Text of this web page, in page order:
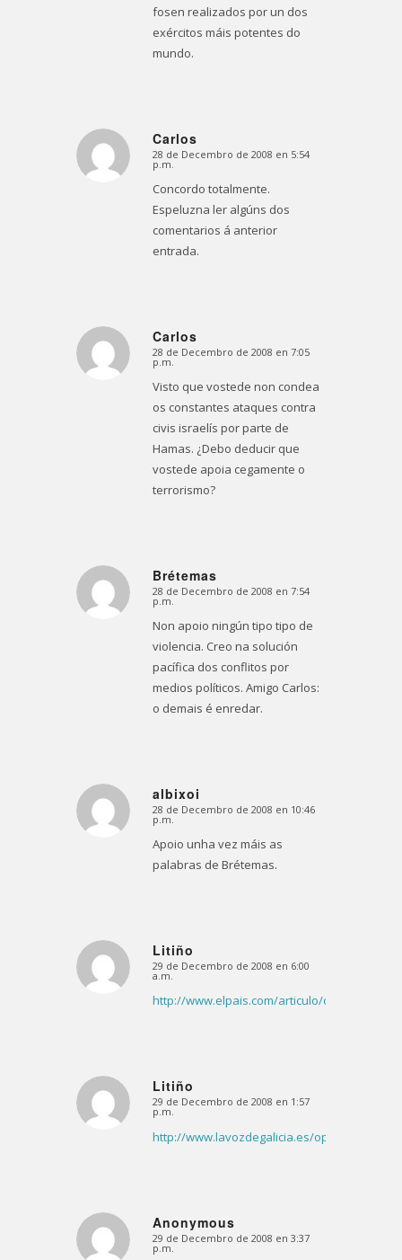
fosen realizados por un dos
exércitos máis potentes do
mundo.
Carlos
Dice:
28 de Decembro de 2008 en 5:54
p.m.
Concordo totalmente.
Espeluzna ler algúns dos
comentarios á anterior
entrada.
Carlos
Dice:
28 de Decembro de 2008 en 7:05
p.m.
Visto que vostede non condea
os constantes ataques contra
civis israelís por parte de
Hamas. ¿Debo deducir que
vostede apoia cegamente o
terrorismo?
Brétemas
Dice:
28 de Decembro de 2008 en 7:54
p.m.
Non apoio ningún tipo tipo de
violencia. Creo na solución
pacífica dos conflitos por
medios políticos. Amigo Carlos:
o demais é enredar.
albixoi
Dice:
28 de Decembro de 2008 en 10:46
p.m.
Apoio unha vez máis as
palabras de Brétemas.
Litiño
Dice:
29 de Decembro de 2008 en 6:00
a.m.
http://www.elpais.com/articulo/opinion/
Litiño
Dice:
29 de Decembro de 2008 en 1:57
p.m.
http://www.lavozdegalicia.es/opinion/2008/
Anonymous
Dice:
29 de Decembro de 2008 en 3:37
p.m.